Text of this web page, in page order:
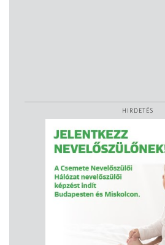
HIRDETÉS